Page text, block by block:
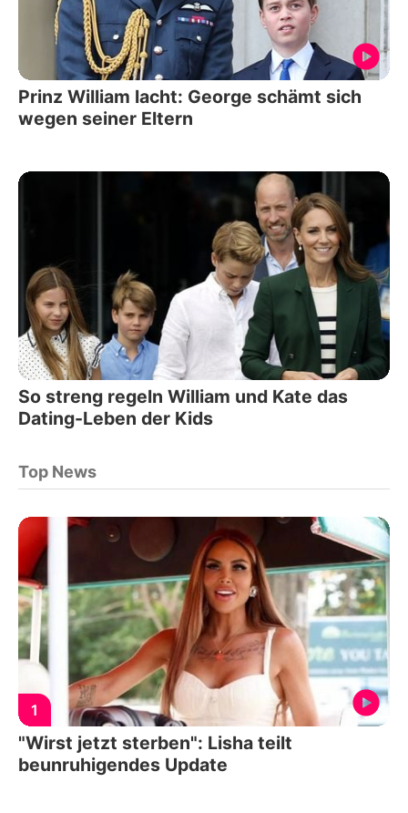
Prinz William lacht: George schämt sich
wegen seiner Eltern
So streng regeln William und Kate das
Dating-Leben der Kids
Top News
1
"Wirst jetzt sterben": Lisha teilt
beunruhigendes Update